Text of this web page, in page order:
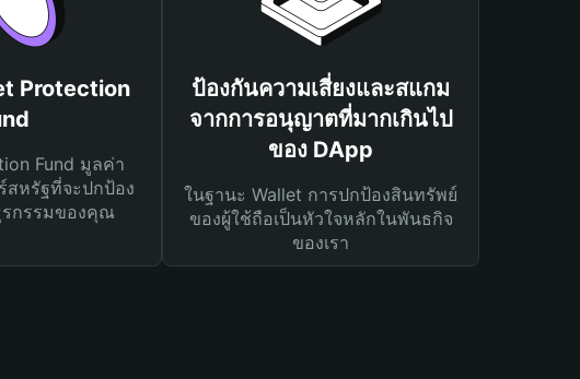
Protection
Fund มูลค่า
สหรัฐที่จะปกป้อง
กรรมของคุณ
ป้องกันความเสี่ยงและสแกม
จากการอนุญาตที่มากเกินไป
ของ DApp
ในฐานะ Wallet การปกป้องสินทรัพย์
ของผู้ใช้ถือเป็นหัวใจหลักในพันธกิจ
ของเรา